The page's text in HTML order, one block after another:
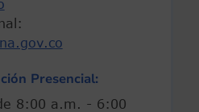
Presencial:
8:00 a.m. - 6:00